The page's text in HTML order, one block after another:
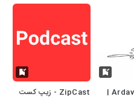
Ardavan Anoosh |
ZipCast - زیپ کست